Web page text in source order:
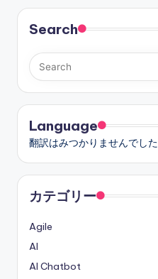
の
ペ
ー
ジ
送
り
Search
Language
翻訳はみつかりませんでした
カテゴリー
Agile
AI
AI Chatbot